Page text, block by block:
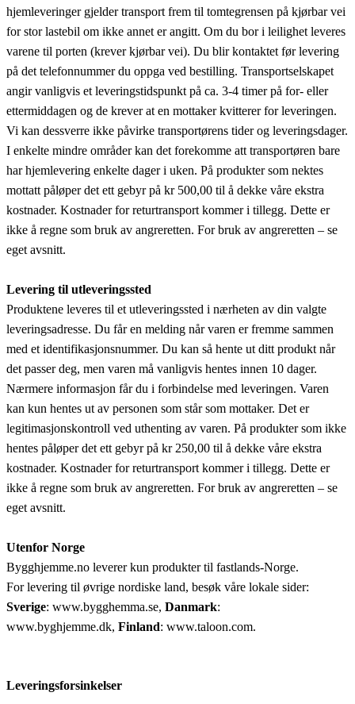
hjemleveringer gjelder transport frem til tomtegrensen på kjørbar vei
for stor lastebil om ikke annet er angitt. Om du bor i leilighet leveres
varene til porten (krever kjørbar vei). Du blir kontaktet før levering
på det telefonnummer du oppga ved bestilling. Transportselskapet
angir vanligvis et leveringstidspunkt på ca. 3-4 timer på for- eller
ettermiddagen og de krever at en mottaker kvitterer for leveringen.
Vi kan dessverre ikke påvirke transportørens tider og leveringsdager.
I enkelte mindre områder kan det forekomme att transportøren bare
har hjemlevering enkelte dager i uken. På produkter som nektes
mottatt påløper det ett gebyr på kr 500,00 til å dekke våre ekstra
kostnader. Kostnader for returtransport kommer i tillegg. Dette er
ikke å regne som bruk av angreretten. For bruk av angreretten – se
eget avsnitt.
Levering til utleveringssted
Produktene leveres til et utleveringssted i nærheten av din valgte
leveringsadresse. Du får en melding når varen er fremme sammen
med et identifikasjonsnummer. Du kan så hente ut ditt produkt når
det passer deg, men varen må vanligvis hentes innen 10 dager.
Nærmere informasjon får du i forbindelse med leveringen. Varen
kan kun hentes ut av personen som står som mottaker. Det er
legitimasjonskontroll ved uthenting av varen. På produkter som ikke
hentes påløper det ett gebyr på kr 250,00 til å dekke våre ekstra
kostnader. Kostnader for returtransport kommer i tillegg. Dette er
ikke å regne som bruk av angreretten. For bruk av angreretten – se
eget avsnitt.
Utenfor Norge
Bygghjemme.no leverer kun produkter til fastlands-Norge.
For levering til øvrige nordiske land, besøk våre lokale sider:
Sverige: www.bygghemma.se, Danmark:
www.byghjemme.dk, Finland: www.taloon.com.
Leveringsforsinkelser